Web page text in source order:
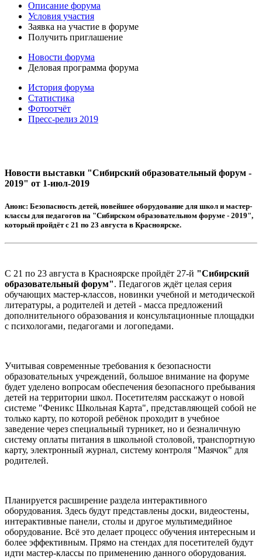
Описание форума
Условия участия
Заявка на участие в форуме
Получить приглашение
Новости форума
Деловая программа форума
История форума
Статистика
Фотоотчёт
Пресс-релиз 2019
Новости выставки "Сибирский образовательный форум -
2019" от 1-июл-2019
Анонс: Безопасность детей, новейшее оборудование для школ и мастер-
классы для педагогов на "Сибирском образовательном форуме - 2019",
который пройдёт с 21 по 23 августа в Красноярске.
С 21 по 23 августа в Красноярске пройдёт 27-й "Сибирский
образовательный форум". Педагогов ждёт целая серия
обучающих мастер-классов, новинки учебной и методической
литературы, а родителей и детей - масса предложений
дополнительного образования и консультационные площадки
с психологами, педагогами и логопедами.
Учитывая современные требования к безопасности
образовательных учреждений, большое внимание на форуме
будет уделено вопросам обеспечения безопасного пребывания
детей на территории школ. Посетителям расскажут о новой
системе "Феникс Школьная Карта", представляющей собой не
только карту, по которой ребёнок проходит в учебное
заведение через специальный турникет, но и безналичную
систему оплаты питания в школьной столовой, транспортную
карту, электронный журнал, систему контроля "Маячок" для
родителей.
Планируется расширение раздела интерактивного
оборудования. Здесь будут представлены доски, видеостены,
интерактивные панели, столы и другое мультимедийное
оборудование. Всё это делает процесс обучения интересным и
более эффективным. Прямо на стендах для посетителей будут
идти мастер-классы по применению данного оборудования.